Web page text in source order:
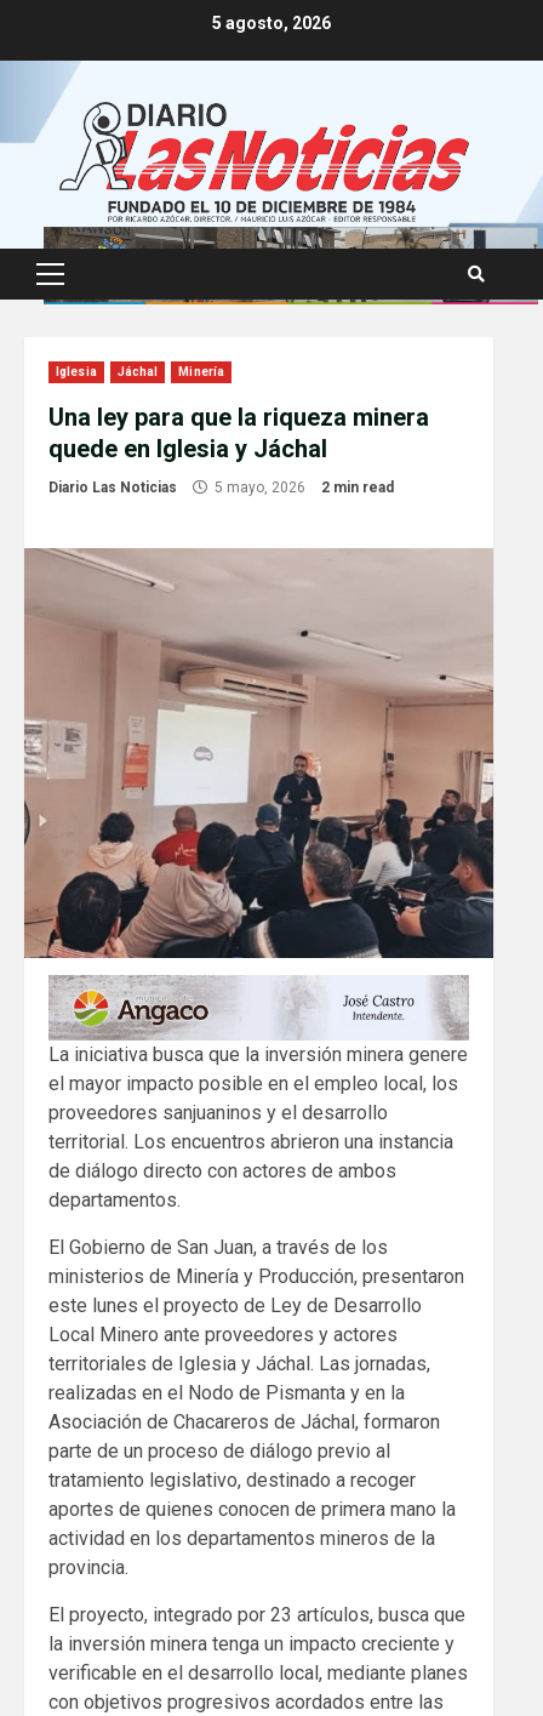
5 agosto, 2026
Primary
Menu
Iglesia Jáchal Minería
Una ley para que la riqueza minera
quede en Iglesia y Jáchal
Diario Las Noticias 5 mayo, 2026 2 min read
La iniciativa busca que la inversión minera genere
el mayor impacto posible en el empleo local, los
proveedores sanjuaninos y el desarrollo
territorial. Los encuentros abrieron una instancia
de diálogo directo con actores de ambos
departamentos.
El Gobierno de San Juan, a través de los
ministerios de Minería y Producción, presentaron
este lunes el proyecto de Ley de Desarrollo
Local Minero ante proveedores y actores
territoriales de Iglesia y Jáchal. Las jornadas,
realizadas en el Nodo de Pismanta y en la
Asociación de Chacareros de Jáchal, formaron
parte de un proceso de diálogo previo al
tratamiento legislativo, destinado a recoger
aportes de quienes conocen de primera mano la
actividad en los departamentos mineros de la
provincia.
El proyecto, integrado por 23 artículos, busca que
la inversión minera tenga un impacto creciente y
verificable en el desarrollo local, mediante planes
con objetivos progresivos acordados entre las